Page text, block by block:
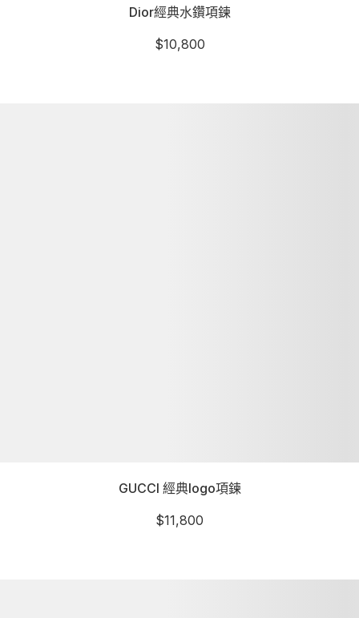
Dior經典水鑽項鍊
$10,800
GUCCI 經典logo項鍊
$11,800